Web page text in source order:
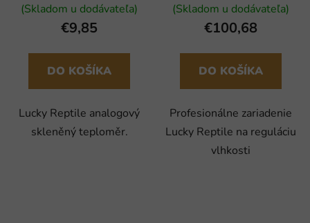
(Skladom u dodávateľa)
€9,85
DO KOŠÍKA
Lucky Reptile analogový
skleněný teploměr.
(Skladom u dodávateľa)
€100,68
DO KOŠÍKA
Profesionálne zariadenie
Lucky Reptile na reguláciu
vlhkosti